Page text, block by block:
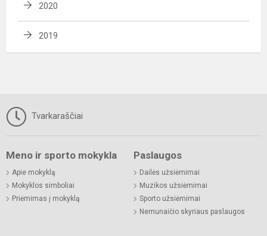
2020
2019
Tvarkaraščiai
Meno ir sporto mokykla
Apie mokyklą
Mokyklos simboliai
Priėmimas į mokyklą
Paslaugos
Dailės užsiėmimai
Muzikos užsiėmimai
Sporto užsiėmimai
Nemunaičio skyriaus paslaugos